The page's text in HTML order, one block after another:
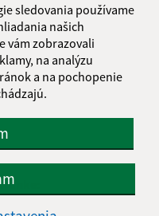
sledovania používame
našich
vám zobrazovali
na analýzu
a na pochopenie